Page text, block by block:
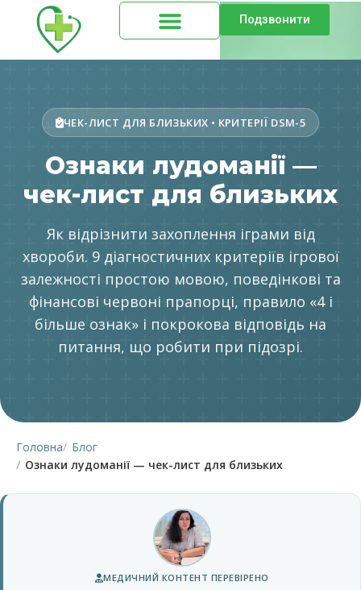
Подзвонити
ЧЕК-ЛИСТ ДЛЯ БЛИЗЬКИХ • КРИТЕРІЇ DSM-5
Ознаки лудоманії —
чек-лист для близьких
Як відрізнити захоплення іграми від
хвороби. 9 діагностичних критеріїв ігрової
залежності простою мовою, поведінкові та
фінансові червоні прапорці, правило «4 і
більше ознак» і покрокова відповідь на
питання, що робити при підозрі.
Головна
Блог
Ознаки лудоманії — чек-лист для близьких
МЕДИЧНИЙ КОНТЕНТ ПЕРЕВІРЕНО